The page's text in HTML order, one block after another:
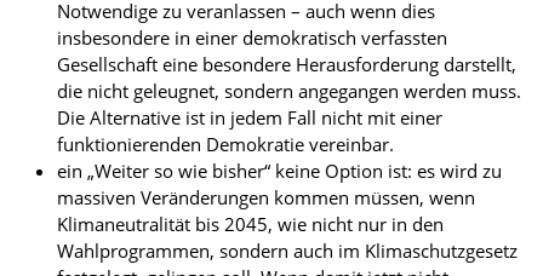
Notwendige zu veranlassen – auch wenn dies
insbesondere in einer demokratisch verfassten
Gesellschaft eine besondere Herausforderung darstellt,
die nicht geleugnet, sondern angegangen werden muss.
Die Alternative ist in jedem Fall nicht mit einer
funktionierenden Demokratie vereinbar.
ein „Weiter so wie bisher“ keine Option ist: es wird zu
massiven Veränderungen kommen müssen, wenn
Klimaneutralität bis 2045, wie nicht nur in den
Wahlprogrammen, sondern auch im Klimaschutzgesetz